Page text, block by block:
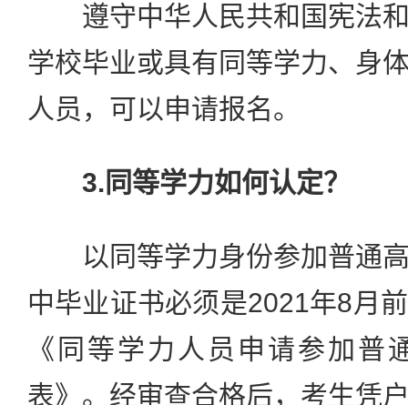
遵守中华人民共和国宪法和
学校毕业或具有同等学力、身
人员，可以申请报名。
3.同等学力如何认定？
以同等学力身份参加普通高
中毕业证书必须是2021年8月
《同等学力人员申请参加普
表》。经审查合格后，考生凭